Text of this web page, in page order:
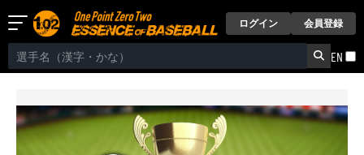
ログイン 会員登録
EN